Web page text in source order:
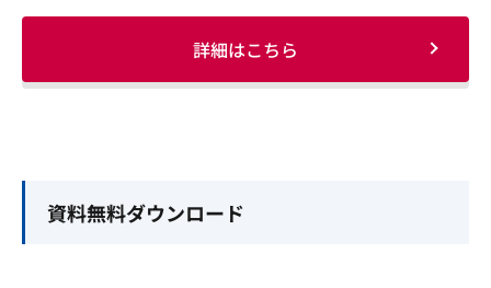
詳細はこちら
資料無料ダウンロード